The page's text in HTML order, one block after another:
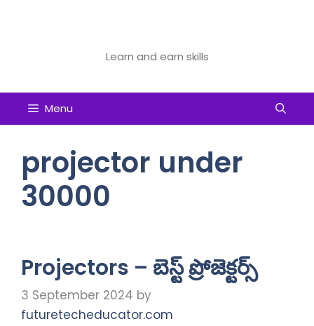
Learn and earn skills
Menu
projector under
30000
Projectors – బెస్ట్ ప్రోజెక్టర్స్
3 September 2024 by
futuretecheducator.com